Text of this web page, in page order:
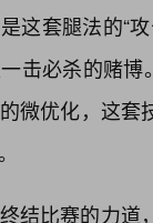
这套腿法的“
击必杀的赌
微优化，这
结比赛的力道